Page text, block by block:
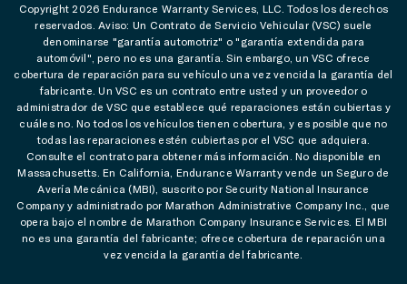
Copyright 2026 Endurance Warranty Services, LLC. Todos los derechos
reservados. Aviso: Un Contrato de Servicio Vehicular (VSC) suele
denominarse "garantía automotriz" o "garantía extendida para
automóvil", pero no es una garantía. Sin embargo, un VSC ofrece
cobertura de reparación para su vehículo una vez vencida la garantía del
fabricante. Un VSC es un contrato entre usted y un proveedor o
administrador de VSC que establece qué reparaciones están cubiertas y
cuáles no. No todos los vehículos tienen cobertura, y es posible que no
todas las reparaciones estén cubiertas por el VSC que adquiera.
Consulte el contrato para obtener más información. No disponible en
Massachusetts. En California, Endurance Warranty vende un Seguro de
Avería Mecánica (MBI), suscrito por Security National Insurance
Company y administrado por Marathon Administrative Company Inc., que
opera bajo el nombre de Marathon Company Insurance Services. El MBI
no es una garantía del fabricante; ofrece cobertura de reparación una
vez vencida la garantía del fabricante.